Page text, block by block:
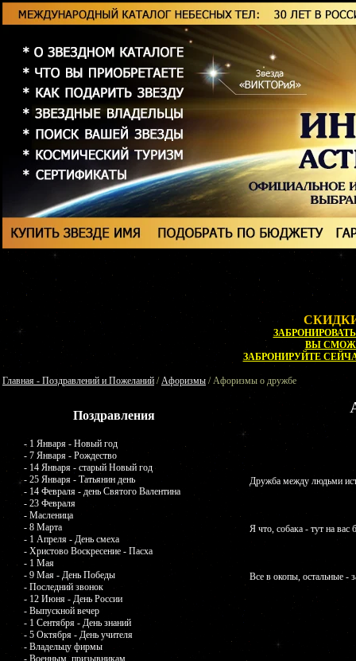
ВЫ
ЗАБРОНИРУЙТЕ
Главная - Поздравлений и Пожеланий /Афоризмы / Афоризмы о дружбе
Поздравления
- 1 Января - Новый год
- 7 Января - Рождество
- 14 Января - старый Новый год
- 25 Января - Татьянин день
- 14 Февраля - день Святого Валентина
- 23 Февраля
- Масленица
- 8 Марта
- 1 Апреля - День смеха
- Христово Воскресение - Пасха
- 1 Мая
- 9 Мая - День Победы
- Последний звонок
- 12 Июня - День России
- Выпускной вечер
- 1 Сентября - День знаний
- 5 Октября - День учителя
- Владельцу фирмы
- Военным, призывникам
Дружба между людьми
Я что, собака - тут на вас
Все в окопы, остальные -